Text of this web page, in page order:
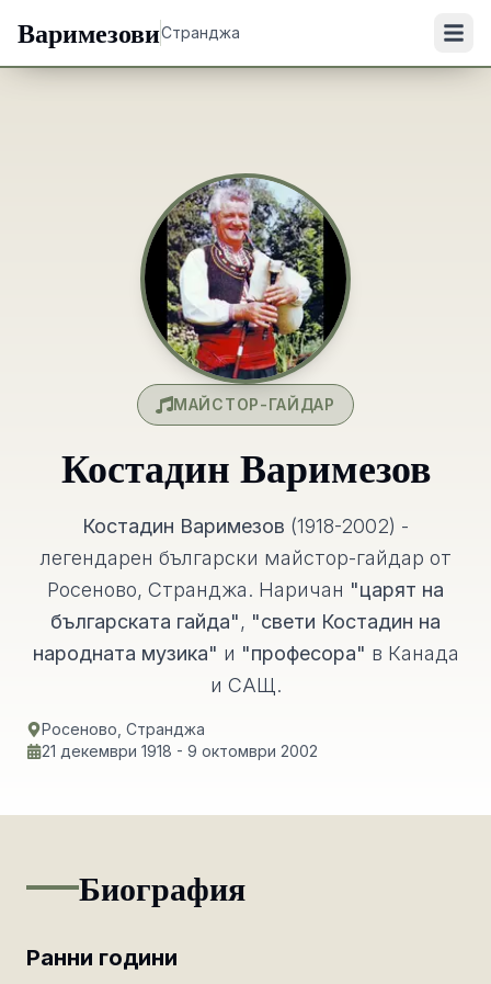
ВаримезовиСтранджа
МАЙСТОР-ГАЙДАР
Костадин Варимезов
Костадин Варимезов (1918-2002) -
легендарен български майстор-гайдар от
Росеново, Странджа. Наричан "царят на
българската гайда", "свети Костадин на
народната музика" и "професора" в Канада
и САЩ.
Росеново, Странджа
21 декември 1918 - 9 октомври 2002
Биография
Ранни години